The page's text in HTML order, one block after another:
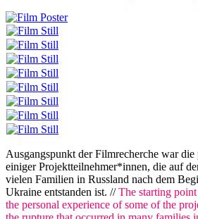
Ausgangspunkt der Filmrecherche war
einiger Projektteilnehmer*innen, die auf
vielen Familien in Russland nach dem
Ukraine entstanden ist. //The starting
the personal experience of some of the